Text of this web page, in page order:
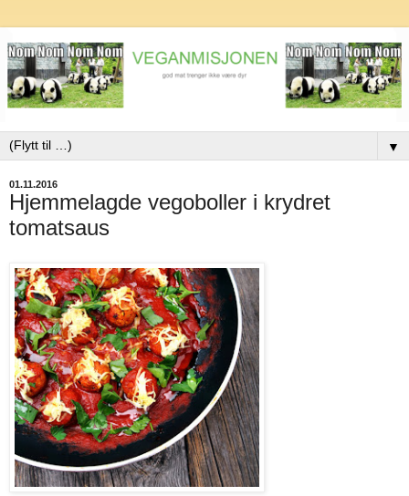
▼
01.11.2016
Hjemmelagde vegoboller i krydret
tomatsaus